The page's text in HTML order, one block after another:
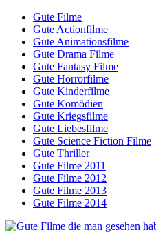
Gute Filme
Gute Actionfilme
Gute Animationsfilme
Gute Drama Filme
Gute Fantasy Filme
Gute Horrorfilme
Gute Kinderfilme
Gute Komödien
Gute Kriegsfilme
Gute Liebesfilme
Gute Science Fiction Filme
Gute Thriller
Gute Filme 2011
Gute Filme 2012
Gute Filme 2013
Gute Filme 2014